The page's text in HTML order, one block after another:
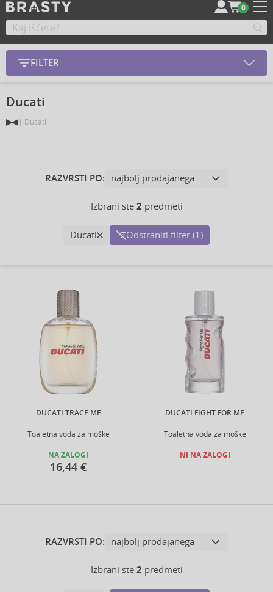
0
FILTER
Ducati
Ducati
RAZVRSTI PO:
Izbrani ste 2 predmeti
Ducati Odstraniti filter (1)
DUCATI TRACE ME
Toaletna voda za moške
NA ZALOGI
16,44 €
DUCATI FIGHT FOR ME
Toaletna voda za moške
NI NA ZALOGI
RAZVRSTI PO:
Izbrani ste 2 predmeti